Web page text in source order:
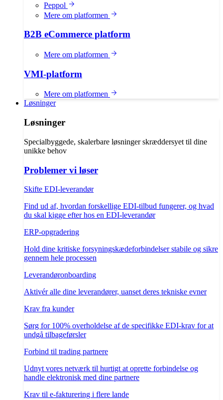
Peppol
Mere om platformen
B2B eCommerce platform
Mere om platformen
VMI-platform
Mere om platformen
Løsninger
Løsninger
Specialbyggede, skalerbare løsninger skræddersyet til dine
unikke behov
Problemer vi løser
Skifte EDI-leverandør
Find ud af, hvordan forskellige EDI-tilbud fungerer, og hvad
du skal kigge efter hos en EDI-leverandør
ERP-opgradering
Hold dine kritiske forsyningskædeforbindelser stabile og sikre
gennem hele processen
Leverandøronboarding
Aktivér alle dine leverandører, uanset deres tekniske evner
Krav fra kunder
Sørg for 100% overholdelse af de specifikke EDI-krav for at
undgå tilbageførsler
Forbind til trading partnere
Udnyt vores netværk til hurtigt at oprette forbindelse og
handle elektronisk med dine partnere
Krav til e-fakturering i flere lande